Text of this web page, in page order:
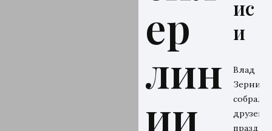
ер
лин
ии
ис
и
Влад
собрал
друзей